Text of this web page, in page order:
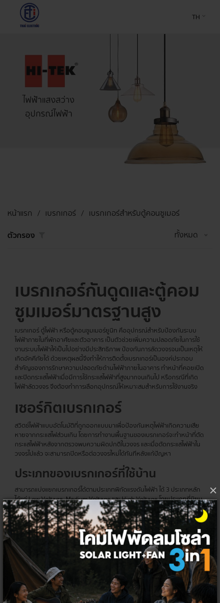
×
TH
หน้าแรก เบรกเกอร์
เบรกเกอร์สำหรับตู้คอนซูเมอร์
ตัวกรอง
ทั้งหมด
เบรกเกอร์กันดูดและตู้คอม
ซูมเมอร์มาตรฐานสูง
เบรกเกอร์ ตู้ไฟฟ้า หรือตู้คอนซูมเมอร์ยูนิท คืออุปกรณ์สำหรับป้องกันระบบ
ไฟฟ้าภายในที่พักอาศัยและตัวอาคาร เป็นตัวช่วยเพิ่มความปลอดภัยในการใช้
งานระบบไฟฟ้าให้เป็นไปอย่างมีประสิทธิภาพ ป้องกันการลัดวงจรจนเป็นเหตุให้
เกิดอัคคีภัยได้ ด้วยเหตุผลนี้จึงทำให้การติดตั้งเบรกเกอร์เป็นองค์ประกอบ
สำคัญของการรักษาความปลอดภัยด้านไฟฟ้าภายในอาคาร ทำหน้าที่คอยเปิด
และปิดกระแสไฟฟ้าเมื่อมีการใช้กระแสไฟฟ้าที่สูงมากจนเกินไป หรือกรณีที่เกิด
ไฟฟ้าลัดวงจร จึงต้องทำการเลือกอุปกรณ์ให้เหมาะสมสำหรับการใช้งานจริง
เซอร์กิตเบรกเกอร์
สวิตช์ไฟฟ้าแบบอัตโนมัติที่ถูกออกแบบมาเพื่อป้องกันเหตุไฟฟ้าเกิดความเสีย
หายจากกระแสไฟส่วนเกิน โดยการทำงานพื้นฐานของเบรกเกอร์จะทำหน้าที่ตัด
กระแสไฟฟ้าหลังจากตรวจพบความผิดปกติในวงจร และเมื่อตัดกระแสไฟฟ้าใน
วงจรไปแล้ว จะสามารถปิดหรือต่อวงจรใหม่ได้ทันทีหลังแก้ปัญหา
ประเภทของเบรกเกอร์ที่ใช้บ้าน
สามารถแบ่งแยกเบรกเกอร์ได้ตามประเภทพิกัดแรงดันไฟฟ้า ได้ 3 ประเภทหลัก
ได้แก่ Low Voltage, Medium Voltage และ High Voltage โดยประเภทที่นิยม
ใช้ในที่พักอาศัยและอาคารมักจะเป็นแบบ Low Voltage ที่ประกอบไปด้วย
Miniature Circuit Breakers (MCBs)
เบรกเกอร์ลูกย่อย มีขนาดเล็ก สำหรับใช้ภายในที่พักอาศัยและอาคารที่กระแส
ไฟฟ้าไม่เกิน 100 A ใช้ได้กับทั้งระบบไฟฟ้า 1 และ 3 เฟส โดยจะมีขนาดตั้งแต่ 1, 2,
3 และ 4 Pole สามารถติดตั้งเป็นอุปกรณ์ป้องกันร่วมกันกับแผงจ่ายไฟฟ้าย่อย
(Load Center) หรือแผงจ่ายไฟในที่พักอาศัยอย่างตู้คอนซูมเมอร์ยูนิทที่มี
พิกัดกระแสลัดวงจรต่ำ แต่ไม่สามารถปรับการตั้งค่ากระแสลัดวงจรได้
Residual Current Devices (RCDs)